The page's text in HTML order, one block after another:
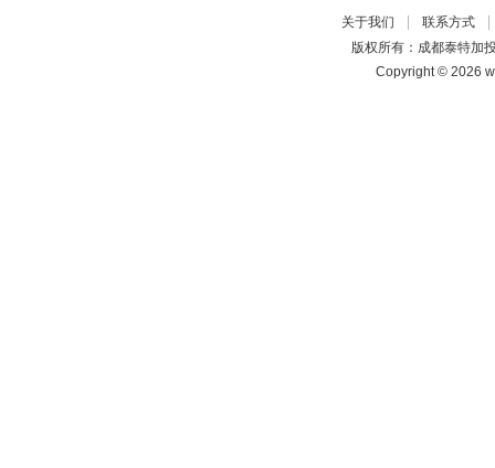
关于我们 联系方式
版权所有：成都泰特加
Copyright © 2026